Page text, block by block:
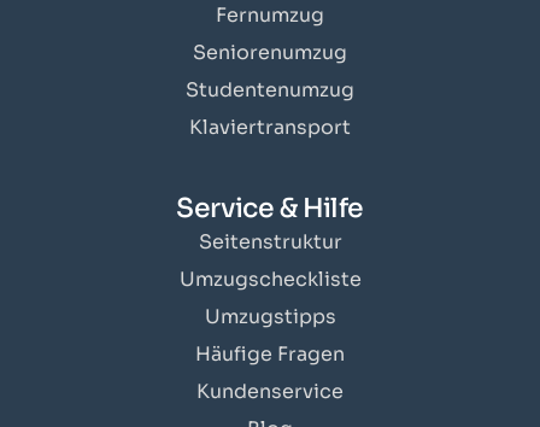
Fernumzug
Seniorenumzug
Studentenumzug
Klaviertransport
Service & Hilfe
Seitenstruktur
Umzugscheckliste
Umzugstipps
Häufige Fragen
Kundenservice